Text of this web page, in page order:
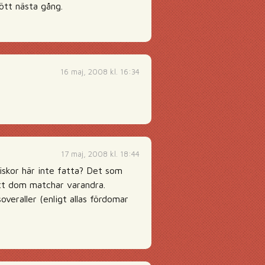
nästa gång.
16 maj, 2008 kl. 16:34
17 maj, 2008 kl. 18:44
här inte fatta? Det som
dom matchar varandra.
(enligt allas fördomar